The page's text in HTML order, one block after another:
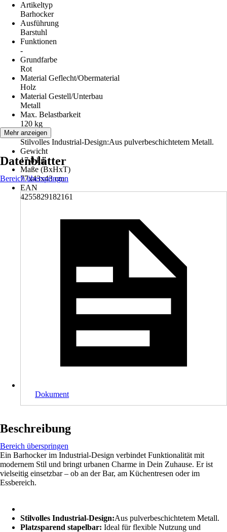
Artikeltyp
Barhocker
Ausführung
Barstuhl
Funktionen
-
Grundfarbe
Rot
Material Geflecht/Obermaterial
Holz
Material Gestell/Unterbau
Metall
Max. Belastbarkeit
120 kg
Hinweis
Stilvolles Industrial-Design:Aus pulverbeschichtetem Metall.
Gewicht
17,8 kg
Maße (BxHxT)
77x43x43 cm
EAN
4255829182161
Mehr anzeigen
Datenblätter
Bereich überspringen
Dokument
Beschreibung
Bereich überspringen
Ein Barhocker im Industrial-Design verbindet Funktionalität mit
modernem Stil und bringt urbanen Charme in Dein Zuhause. Er ist
vielseitig einsetzbar – ob an der Bar, am Küchentresen oder im
Essbereich.
Stilvolles Industrial-Design:Aus pulverbeschichtetem Metall.
Platzsparend stapelbar: Ideal für flexible Nutzung und